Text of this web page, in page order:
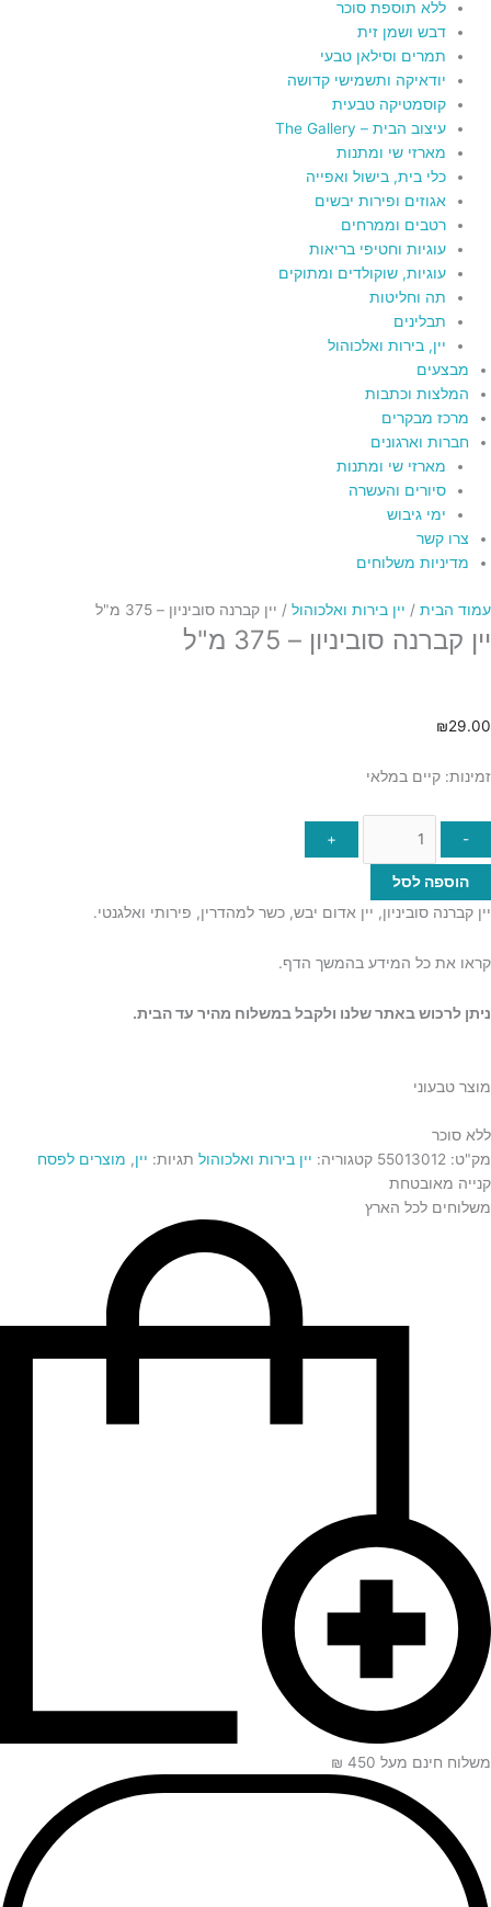
ללא תוספת סוכר
דבש ושמן זית
תמרים וסילאן טבעי
יודאיקה ותשמישי קדושה
קוסמטיקה טבעית
עיצוב הבית – The Gallery
מארזי שי ומתנות
כלי בית, בישול ואפייה
אגוזים ופירות יבשים
רטבים וממרחים
עוגיות וחטיפי בריאות
עוגיות, שוקולדים ומתוקים
תה וחליטות
תבלינים
יין, בירות ואלכוהול
מבצעים
המלצות וכתבות
מרכז מבקרים
חברות וארגונים
מארזי שי ומתנות
סיורים והעשרה
ימי גיבוש
צרו קשר
מדיניות משלוחים
עמוד הבית / יין בירות ואלכוהול / יין קברנה סוביניון – 375 מ"ל
יין קברנה סוביניון – 375 מ"ל
₪29.00
זמינות: קיים במלאי
-
+
הוספה לסל
יין קברנה סוביניון, יין אדום יבש, כשר למהדרין, פירותי ואלגנטי.
קראו את כל המידע בהמשך הדף.
ניתן לרכוש באתר שלנו ולקבל במשלוח מהיר עד הבית.
מוצר טבעוני
ללא סוכר
מק"ט: 55013012 קטגוריה: יין בירות ואלכוהול תגיות: יין, מוצרים לפסח
קנייה מאובטחת
משלוחים לכל הארץ
משלוח חינם מעל 450 ₪